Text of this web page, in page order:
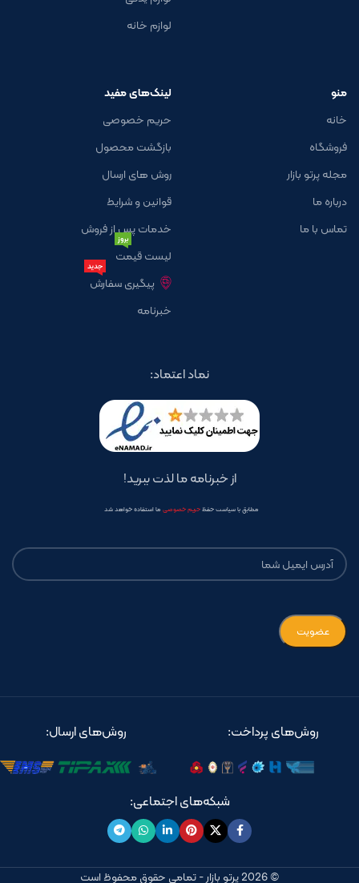
لوازم خانه
منو
خانه
فروشگاه
مجله پرتو بازار
درباره ما
تماس با ما
لینک‌های مفید
حریم خصوصی
بازگشت محصول
روش های ارسال
قوانین و شرایط
خدمات پس از فروش
لیست قیمت
بروز
پیگیری سفارش
جدید
خبرنامه
نماد اعتماد:
از خبرنامه ما لذت ببرید!
مطابق با سیاست حفظحریم خصوصی ما استفاده خواهد شد
روش‌های پرداخت: روش‌های ارسال:
شبکه‌های اجتماعی:
© 2026 پرتو بازار - تمامی حقوق محفوظ است